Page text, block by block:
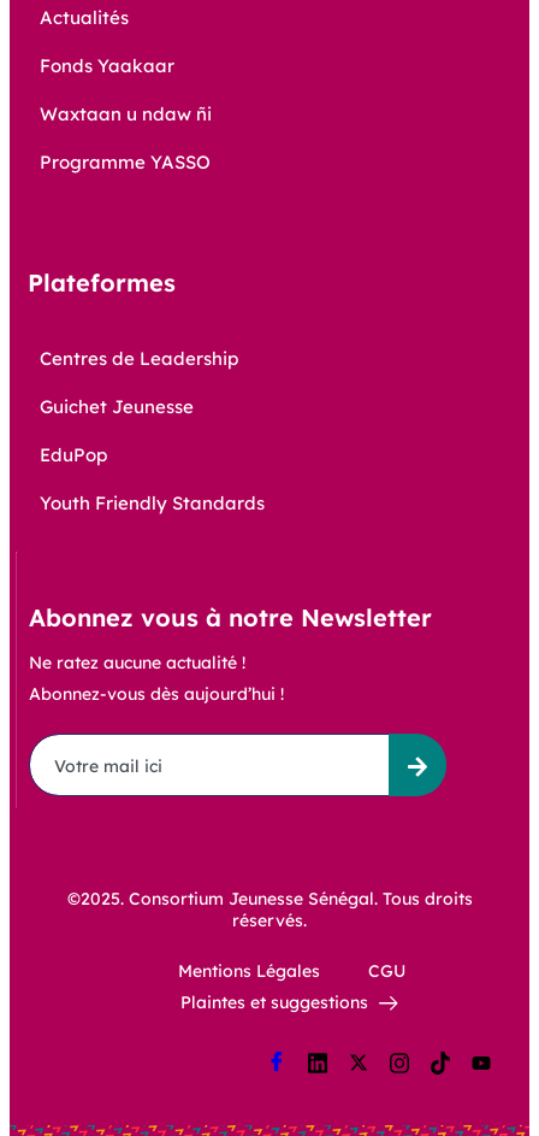
Actualités
Fonds Yaakaar
Waxtaan u ndaw ñi
Programme YASSO
Plateformes
Centres de Leadership
Guichet Jeunesse
EduPop
Youth Friendly Standards
Abonnez vous à notre Newsletter
Ne ratez aucune actualité !
Abonnez-vous dès aujourd’hui !
©2025. Consortium Jeunesse Sénégal. Tous droits
réservés.
Mentions Légales
CGU
Plaintes et suggestions